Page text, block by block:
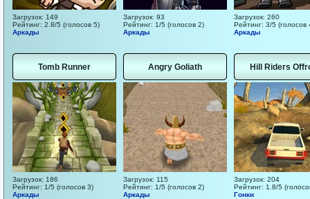
Загрузок: 149
Рейтинг: 2.8/5 (голосов 5)
Аркады
Загрузок: 93
Рейтинг: 1/5 (голосов 2)
Аркады
Загрузок: 260
Рейтинг: 3/5 (голосов
Аркады
Tomb Runner
Загрузок: 186
Рейтинг: 1/5 (голосов 3)
Аркады
Angry Goliath
Загрузок: 115
Рейтинг: 1/5 (голосов 2)
Аркады
Hill Riders
Загрузок: 204
Рейтинг: 1.8/5
Гонки